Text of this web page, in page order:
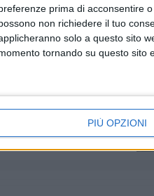
prima di acconsentire
non richiedere il tuo
solo a questo sito
tornando su questo sito
PIÙ OPZIONI
e violenza a
Sollecito.
2026
in via Porta Pia:
lampo degli agenti in